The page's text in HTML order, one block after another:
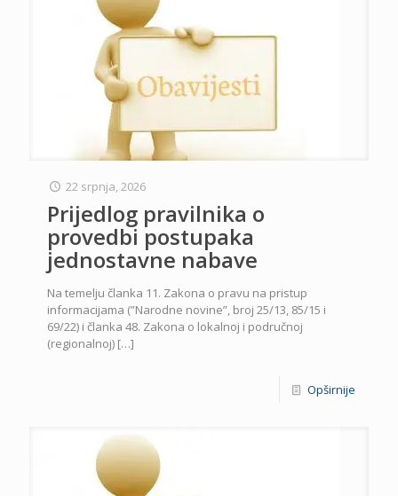
22 srpnja, 2026
Prijedlog pravilnika o
provedbi postupaka
jednostavne nabave
Na temelju članka 11. Zakona o pravu na pristup
informacijama (”Narodne novine”, broj 25/13, 85/15 i
69/22) i članka 48. Zakona o lokalnoj i područnoj
(regionalnoj) […]
Opširnije